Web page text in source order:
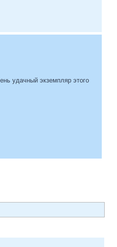
удачный экземпляр этого